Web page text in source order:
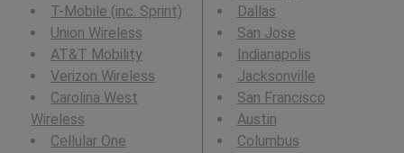
T-Mobile (inc. Sprint)
Union Wireless
AT&T Mobility
Verizon Wireless
Carolina West
Wireless
Cellular One
Dallas
San Jose
Indianapolis
Jacksonville
San Francisco
Austin
Columbus